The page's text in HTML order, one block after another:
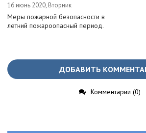
16 июнь 2020, Вторник
Меры пожарной безопасности в
летний пожароопасный период.
ДОБАВИТЬ
Комментарии (0)